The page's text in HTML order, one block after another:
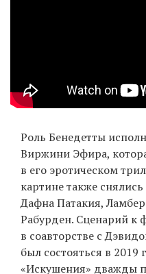
Роль Бенедетты
Виржини Эфира,
в его эротическом
картине также
Дафна Патакия,
Рабурден. Сценарий к
в соавторстве с
был состояться в 2019
«Искушения» дважды